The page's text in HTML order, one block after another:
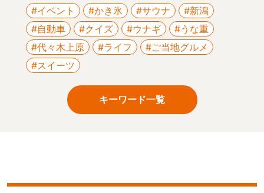
#イベント #かき氷 #サウナ
#新潟
#自動車
#クイズ #ウナギ
#うな重
#代々木上原
#ライフ
#ご当地グルメ
#スイーツ
キーワード一覧